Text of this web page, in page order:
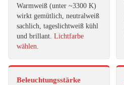
Warmweiß (unter ~3300 K)
wirkt gemütlich, neutralweiß
sachlich, tageslichtweiß kühl
und brillant. Lichtfarbe
wählen.
Beleuchtungsstärke